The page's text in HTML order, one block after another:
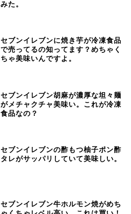
みた。
セブンイレブンに焼き芋が冷凍食品
で売ってるの知ってます？めちゃく
ちゃ美味いんですよ。
セブンイレブン胡麻が濃厚な坦々麺
がメチャクチャ美味い。これが冷凍
食品なの？
セブンイレブンの酢もつ柚子ポン酢
タレがサッパリしていて美味しい。
セブンイレブン牛ホルモン焼がめち